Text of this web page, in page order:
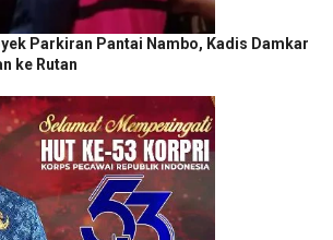
Parkiran Pantai Nambo, Kadis Damkar
ke Rutan